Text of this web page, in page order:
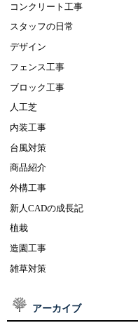
コンクリート工事
スタッフの日常
デザイン
フェンス工事
ブロック工事
人工芝
内装工事
台風対策
商品紹介
外構工事
新人CADの成長記
植栽
造園工事
雑草対策
アーカイブ